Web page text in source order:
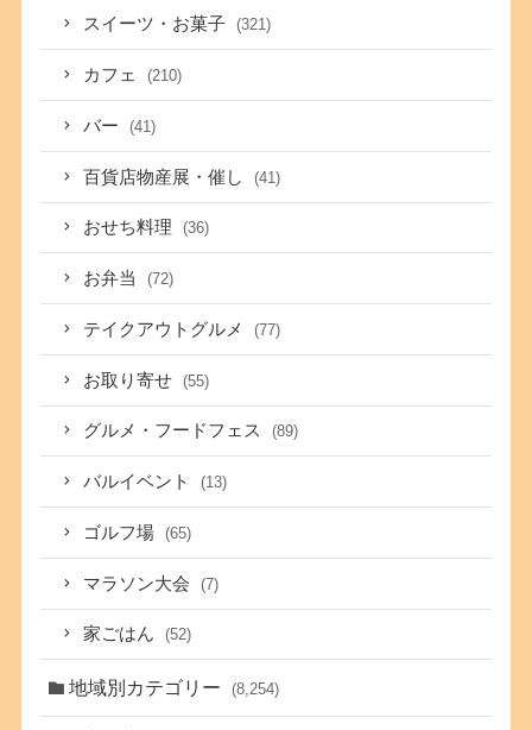
スイーツ・お菓子 (321)
カフェ (210)
バー (41)
百貨店物産展・催し (41)
おせち料理 (36)
お弁当 (72)
テイクアウトグルメ (77)
お取り寄せ (55)
グルメ・フードフェス (89)
バルイベント (13)
ゴルフ場 (65)
マラソン大会 (7)
家ごはん (52)
地域別カテゴリー (8,254)